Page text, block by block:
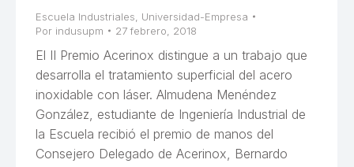
Escuela Industriales
Universidad-Empresa
Por indusupm 27 febrero, 2018
El II Premio Acerinox distingue a un trabajo que
desarrolla el tratamiento superficial del acero
inoxidable con láser. Almudena Menéndez
González, estudiante de Ingeniería Industrial de
la Escuela recibió el premio de manos del
Consejero Delegado de Acerinox, Bernardo